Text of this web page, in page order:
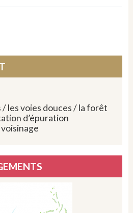
/ les voies douces / la forêt
d’épuration